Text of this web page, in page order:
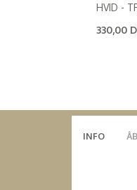
HVID -
330,00
INFO